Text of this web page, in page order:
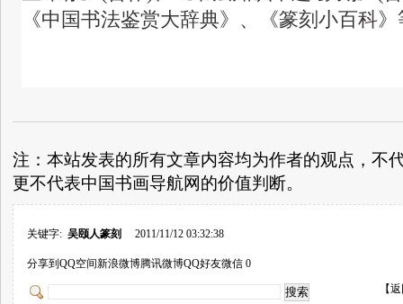
《中国书法鉴赏大辞典》、《篆刻小百科
注：本站发表的所有文章内容均为作者的观点，不
更不代表中国书画导航网的价值判断。
关键字: 吴颐人篆刻 2011/11/12 03:32:38
分享到 QQ空间新浪微博腾讯微博QQ好友微信 0
【